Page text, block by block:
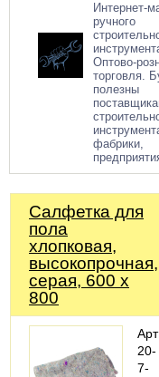
Интернет-
ручного
Оптово-
торговля.
полезны
фабрики,
Салфетка для
пола
хлопковая,
высокопрочная,
серая, 600 х
800
20-
7-